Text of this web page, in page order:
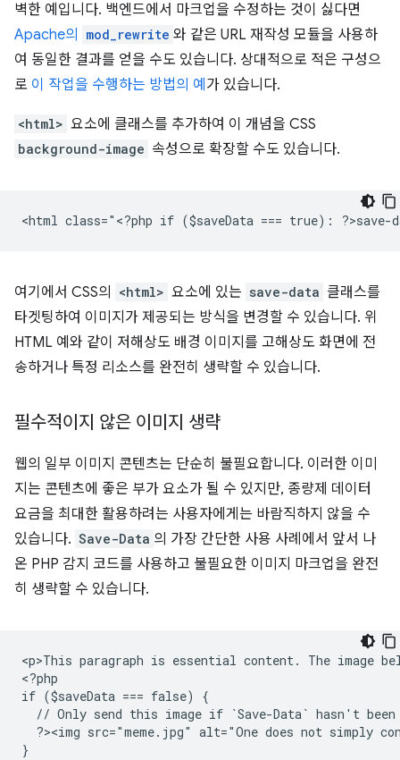
벽한 예입니다. 백엔드에서 마크업을 수정하는 것이 싫다면
Apache의
mod_rewrite 와 같은 URL 재작성 모듈을 사용하
여 동일한 결과를 얻을 수도 있습니다. 상대적으로 적은 구성으
로 이 작업을 수행하는 방법의 예 가 있습니다.
<html> 요소에 클래스를 추가하여 이 개념을 CSS
background-image 속성으로 확장할 수도 있습니다.
<html class="<?php if ($saveData === true): ?>save-
여기에서 CSS의 <html> 요소에 있는 save-data 클래스를
타겟팅하여 이미지가 제공되는 방식을 변경할 수 있습니다. 위
HTML 예와 같이 저해상도 배경 이미지를 고해상도 화면에 전
송하거나 특정 리소스를 완전히 생략할 수 있습니다.
필수적이지 않은 이미지 생략
웹의 일부 이미지 콘텐츠는 단순히 불필요합니다. 이러한 이미
지는 콘텐츠에 좋은 부가 요소가 될 수 있지만, 종량제 데이터
요금을 최대한 활용하려는 사용자에게는 바람직하지 않을 수
있습니다. Save-Data 의 가장 간단한 사용 사례에서 앞서 나
온 PHP 감지 코드를 사용하고 불필요한 이미지 마크업을 완전
히 생략할 수 있습니다.
<p>This paragraph is essential content. The image
<?php
if ($saveData === false) {
// Only send this image if `Save-Data` hasn't been
?><img src="meme.jpg" alt="One does not simply
}